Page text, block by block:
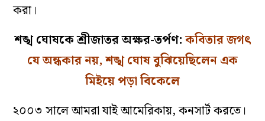
করা।
শঙ্খ ঘোষকে শ্রীজাতর অক্ষর-তর্পণ:কবিতার জগৎ
যে অন্ধকার নয়, শঙ্খ ঘোষ বুঝিয়েছিলেন এক
মিইয়ে পড়া বিকেলে
২০০৩ সালে আমরা যাই আমেরিকায়, কনসার্ট করতে।